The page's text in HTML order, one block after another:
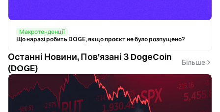
Макротенденції
Що наразі робить DOGE, якщо проєкт не було розпущено?
Останні Новини, Пов'язані З DogeCoin
(DOGE)
Більше